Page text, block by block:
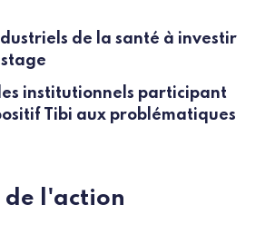
de la santé à investir
institutionnels participant
Tibi aux problématiques
de l'action